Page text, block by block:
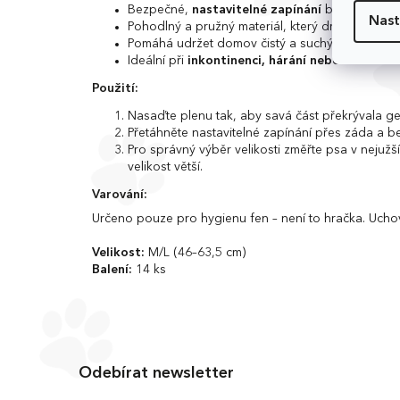
Bezpečné, nastavitelné zapínání bez trhání
Pohodlný a pružný materiál, který drží na
Pomáhá udržet domov čistý a suchý
Ideální při inkontinenci, hárání nebo
Použití:
Nasaďte plenu tak, aby savá část překrývala
Přetáhněte nastavitelné zapínání přes záda a
Pro správný výběr velikosti změřte psa v
velikost větší.
Varování:
Určeno pouze pro hygienu fen – není to hračka.
Velikost: M/L (46–63,5 cm)
Balení: 14 ks
Odebírat newsletter